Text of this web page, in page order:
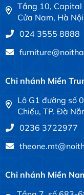
Tầng 10, Capital
Cửa Nam, Hà Nội
024 3555 8888
Chi nhánh Miền
Lô G1 đường số
Chiểu, TP. Đà
0236 3722977
Chi nhánh Miền